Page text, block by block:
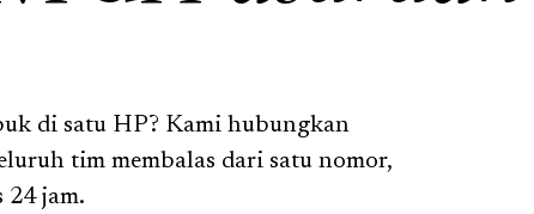
di satu HP? Kami hubungkan
tim membalas dari satu nomor,
24 jam.